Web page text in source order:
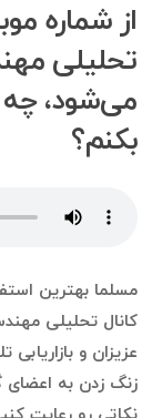
از شماره
تحلیلی
می‌شود، چه
بکنم؟
مسلما بهترین
کانال تحلیلی
عزیزان و
زنگ زدن به